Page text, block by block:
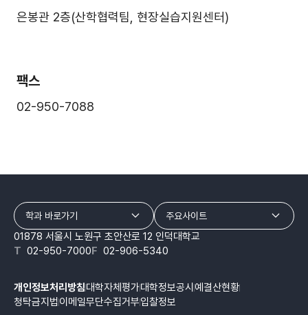
은봉관 2층(산학협력팀, 현장실습지원센터)
팩스
02-950-7088
학과 바로가기 주요사이트
01878 서울시 노원구 초안산로 12 인덕대학교
T 02-950-7000F 02-906-5340
개인정보처리방침대학자체평가대학정보공시 예결산현황
청탁금지법이메일무단수집거부입찰정보